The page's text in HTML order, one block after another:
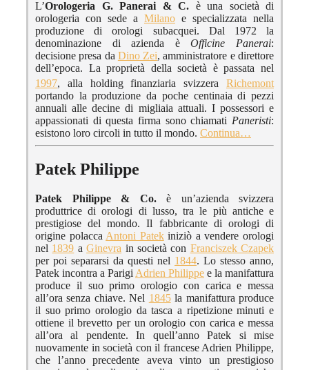
L’Orologeria G. Panerai & C. è una società di
orologeria con sede a Milano e specializzata nella
produzione di orologi subacquei. Dal 1972 la
denominazione di azienda èOfficine Panerai:
decisione presa da Dino Zei, amministratore e direttore
dell’epoca. La proprietà della società è passata nel
1997, alla holding finanziaria svizzera Richemont
portando la produzione da poche centinaia di pezzi
annuali alle decine di migliaia attuali. I possessori e
appassionati di questa firma sono chiamati Paneristi:
esistono loro circoli in tutto il mondo. Continua…
Patek Philippe
Patek Philippe & Co.è un’azienda svizzera
produttrice di orologi di lusso, tra le più antiche e
prestigiose del mondo. Il fabbricante di orologi di
origine polacca Antoni Patekiniziò a vendere orologi
nel 1839 aGinevra in società con Franciszek Czapek
per poi separarsi da questi nel 1844. Lo stesso anno,
Patek incontra a Parigi Adrien Philippe e la manifattura
produce il suo primo orologio con carica e messa
all’ora senza chiave. Nel 1845la manifattura produce
il suo primo orologio da tasca a ripetizione minuti e
ottiene il brevetto per un orologio con carica e messa
all’ora al pendente. In quell’anno Patek si mise
nuovamente in società con il francese Adrien Philippe,
che l’anno precedente aveva vinto un prestigioso